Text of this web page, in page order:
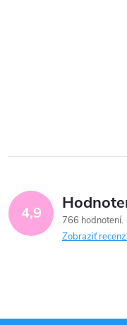
4,9
766 hodnotení
Zobraziť